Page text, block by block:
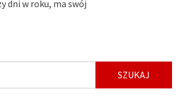
dni w roku, ma swój